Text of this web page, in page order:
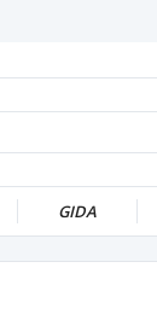
GIDA